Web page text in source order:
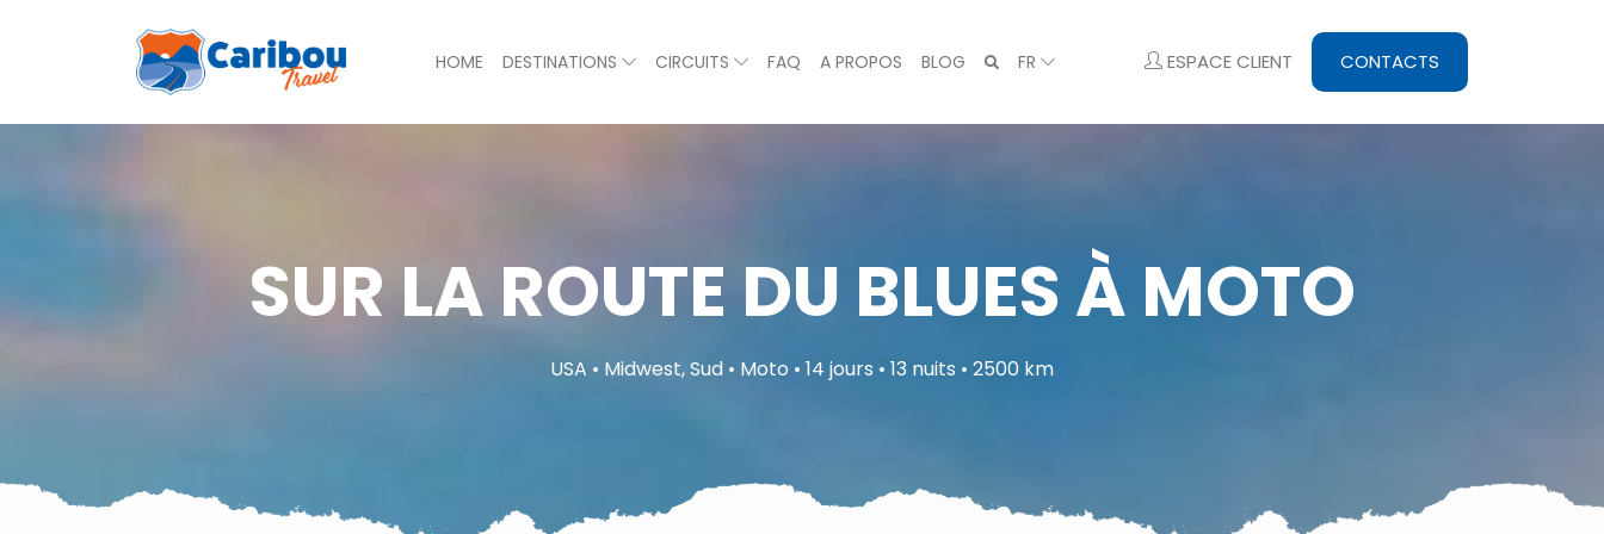
HOME DESTINATIONS CIRCUITS FAQ A PROPOS BLOG FR ESPACE CLIENT CONTACTS
SUR LA ROUTE DU BLUES À MOTO
USA • Midwest, Sud • Moto • 14 jours • 13 nuits • 2500 km